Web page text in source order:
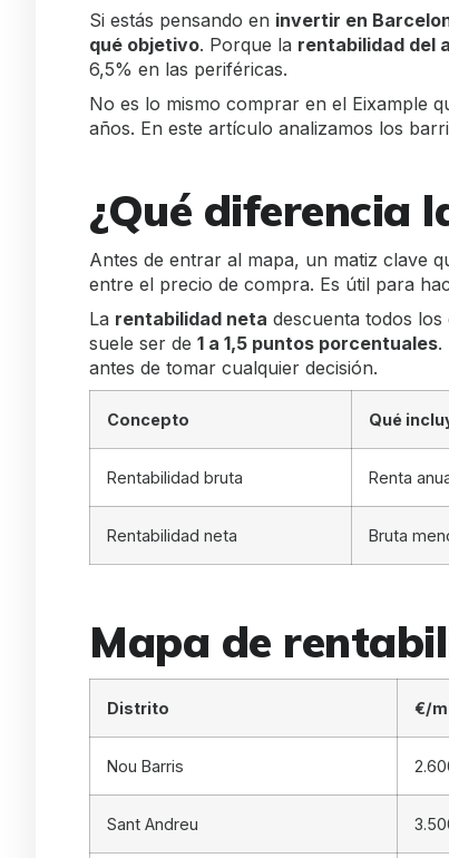
Si estás pensando en invertir en
qué objetivo. Porque la rentabilidad del
6,5% en las periféricas.
No es lo mismo comprar en el Eixample
años. En este artículo analizamos los
¿Qué diferencia
Antes de entrar al mapa, un matiz clave
entre el precio de compra. Es útil para
La rentabilidad neta descuenta todos
suele ser de 1 a 1,5 puntos porcentuales.
antes de tomar cualquier decisión.
Concepto Qué
Rentabilidad bruta Renta
Rentabilidad neta Bruta
Mapa de
Distrito €/
Nou Barris
Sant Andreu